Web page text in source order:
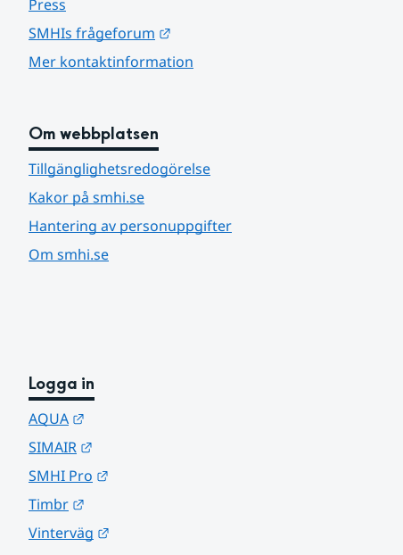
Press
SMHIs frågeforum
Mer kontaktinformation
Om webbplatsen
Tillgänglighetsredogörelse
Kakor på smhi.se
Hantering av personuppgifter
Om smhi.se
Logga in
AQUA
SIMAIR
SMHI Pro
Timbr
Vinterväg